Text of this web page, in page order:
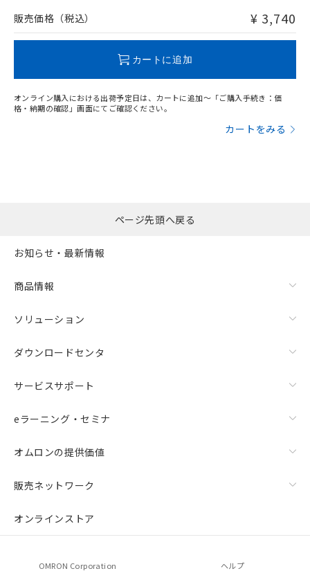
問い合わせください。
販売価格（税込） ¥ 3,740
カートに追加
オンライン購入における出荷予定日は、カートに追加～「ご購入手続き：価
格・納期の確認」画面にてご確認ください。
カートをみる
ページ先頭へ戻る
お知らせ・最新情報
商品情報
ソリューション
ダウンロードセンタ
サービスサポート
eラーニング・セミナ
オムロンの提供価値
販売ネットワーク
オンラインストア
OMRON Corporation ヘルプ